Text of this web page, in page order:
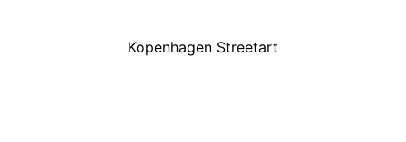
Kopenhagen Streetart